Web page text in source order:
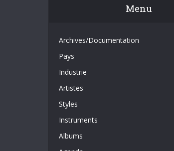
Menu
Archives/Documentation
Pays
Industrie
Artistes
Styles
Instruments
Albums